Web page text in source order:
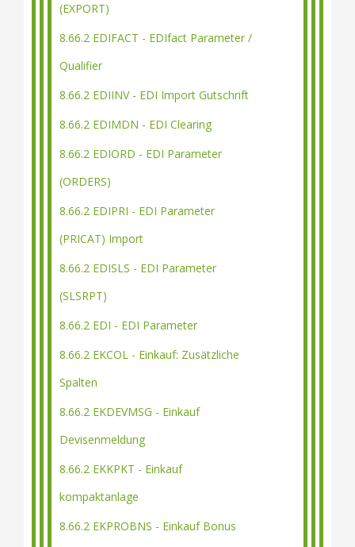
(EXPORT)
8.66.2 EDIFACT - EDIfact Parameter /
Qualifier
8.66.2 EDIINV - EDI Import Gutschrift
8.66.2 EDIMDN - EDI Clearing
8.66.2 EDIORD - EDI Parameter
(ORDERS)
8.66.2 EDIPRI - EDI Parameter
(PRICAT) Import
8.66.2 EDISLS - EDI Parameter
(SLSRPT)
8.66.2 EDI - EDI Parameter
8.66.2 EKCOL - Einkauf: Zusätzliche
Spalten
8.66.2 EKDEVMSG - Einkauf
Devisenmeldung
8.66.2 EKKPKT - Einkauf
kompaktanlage
8.66.2 EKPROBNS - Einkauf Bonus